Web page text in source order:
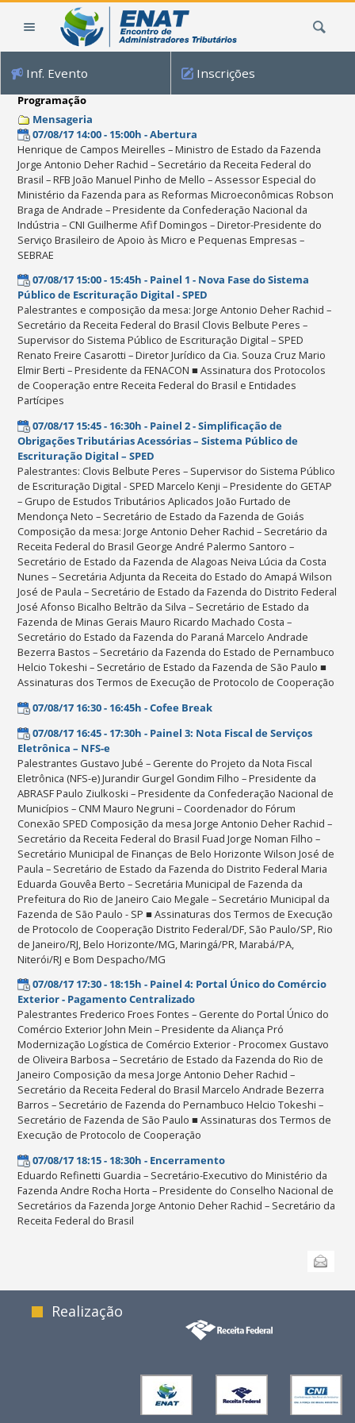
Inf. Evento Inscrições
Programação
Mensageria
07/08/17 14:00 - 15:00h - Abertura
Henrique de Campos Meirelles – Ministro de Estado da Fazenda
Jorge Antonio Deher Rachid – Secretário da Receita Federal do
Brasil – RFB João Manuel Pinho de Mello – Assessor Especial do
Ministério da Fazenda para as Reformas Microeconômicas Robson
Braga de Andrade – Presidente da Confederação Nacional da
Indústria – CNI Guilherme Afif Domingos – Diretor-Presidente do
Serviço Brasileiro de Apoio às Micro e Pequenas Empresas –
SEBRAE
07/08/17 15:00 - 15:45h - Painel 1 - Nova Fase do Sistema
Público de Escrituração Digital - SPED
Palestrantes e composição da mesa: Jorge Antonio Deher Rachid –
Secretário da Receita Federal do Brasil Clovis Belbute Peres –
Supervisor do Sistema Público de Escrituração Digital – SPED
Renato Freire Casarotti – Diretor Jurídico da Cia. Souza Cruz Mario
Elmir Berti – Presidente da FENACON ■ Assinatura dos Protocolos
de Cooperação entre Receita Federal do Brasil e Entidades
Partícipes
07/08/17 15:45 - 16:30h - Painel 2 - Simplificação de
Obrigações Tributárias Acessórias – Sistema Público de
Escrituração Digital – SPED
Palestrantes: Clovis Belbute Peres – Supervisor do Sistema Público
de Escrituração Digital - SPED Marcelo Kenji – Presidente do GETAP
– Grupo de Estudos Tributários Aplicados João Furtado de
Mendonça Neto – Secretário de Estado da Fazenda de Goiás
Composição da mesa: Jorge Antonio Deher Rachid – Secretário da
Receita Federal do Brasil George André Palermo Santoro –
Secretário de Estado da Fazenda de Alagoas Neiva Lúcia da Costa
Nunes – Secretária Adjunta da Receita do Estado do Amapá Wilson
José de Paula – Secretário de Estado da Fazenda do Distrito Federal
José Afonso Bicalho Beltrão da Silva – Secretário de Estado da
Fazenda de Minas Gerais Mauro Ricardo Machado Costa –
Secretário do Estado da Fazenda do Paraná Marcelo Andrade
Bezerra Bastos – Secretário da Fazenda do Estado de Pernambuco
Helcio Tokeshi – Secretário de Estado da Fazenda de São Paulo ■
Assinaturas dos Termos de Execução de Protocolo de Cooperação
07/08/17 16:30 - 16:45h - Cofee Break
07/08/17 16:45 - 17:30h - Painel 3: Nota Fiscal de Serviços
Eletrônica – NFS-e
Palestrantes Gustavo Jubé – Gerente do Projeto da Nota Fiscal
Eletrônica (NFS-e) Jurandir Gurgel Gondim Filho – Presidente da
ABRASF Paulo Ziulkoski – Presidente da Confederação Nacional de
Municípios – CNM Mauro Negruni – Coordenador do Fórum
Conexão SPED Composição da mesa Jorge Antonio Deher Rachid –
Secretário da Receita Federal do Brasil Fuad Jorge Noman Filho –
Secretário Municipal de Finanças de Belo Horizonte Wilson José de
Paula – Secretário de Estado da Fazenda do Distrito Federal Maria
Eduarda Gouvêa Berto – Secretária Municipal de Fazenda da
Prefeitura do Rio de Janeiro Caio Megale – Secretário Municipal da
Fazenda de São Paulo - SP ■ Assinaturas dos Termos de Execução
de Protocolo de Cooperação Distrito Federal/DF, São Paulo/SP, Rio
de Janeiro/RJ, Belo Horizonte/MG, Maringá/PR, Marabá/PA,
Niterói/RJ e Bom Despacho/MG
07/08/17 17:30 - 18:15h - Painel 4: Portal Único do Comércio
Exterior - Pagamento Centralizado
Palestrantes Frederico Froes Fontes – Gerente do Portal Único do
Comércio Exterior John Mein – Presidente da Aliança Pró
Modernização Logística de Comércio Exterior - Procomex Gustavo
de Oliveira Barbosa – Secretário de Estado da Fazenda do Rio de
Janeiro Composição da mesa Jorge Antonio Deher Rachid –
Secretário da Receita Federal do Brasil Marcelo Andrade Bezerra
Barros – Secretário de Fazenda do Pernambuco Helcio Tokeshi –
Secretário de Fazenda de São Paulo ■ Assinaturas dos Termos de
Execução de Protocolo de Cooperação
07/08/17 18:15 - 18:30h - Encerramento
Eduardo Refinetti Guardia – Secretário-Executivo do Ministério da
Fazenda Andre Rocha Horta – Presidente do Conselho Nacional de
Secretários da Fazenda Jorge Antonio Deher Rachid – Secretário da
Receita Federal do Brasil
Realização